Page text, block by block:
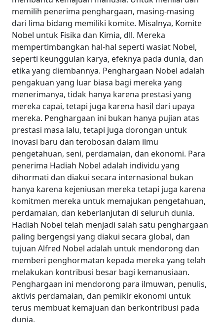
memilih penerima penghargaan, masing-masing
dari lima bidang memiliki komite. Misalnya, Komite
Nobel untuk Fisika dan Kimia, dll. Mereka
mempertimbangkan hal-hal seperti wasiat Nobel,
seperti keunggulan karya, efeknya pada dunia, dan
etika yang diembannya. Penghargaan Nobel adalah
pengakuan yang luar biasa bagi mereka yang
menerimanya, tidak hanya karena prestasi yang
mereka capai, tetapi juga karena hasil dari upaya
mereka. Penghargaan ini bukan hanya pujian atas
prestasi masa lalu, tetapi juga dorongan untuk
inovasi baru dan terobosan dalam ilmu
pengetahuan, seni, perdamaian, dan ekonomi. Para
penerima Hadiah Nobel adalah individu yang
dihormati dan diakui secara internasional bukan
hanya karena kejeniusan mereka tetapi juga karena
komitmen mereka untuk memajukan pengetahuan,
perdamaian, dan keberlanjutan di seluruh dunia.
Hadiah Nobel telah menjadi salah satu penghargaan
paling bergengsi yang diakui secara global, dan
tujuan Alfred Nobel adalah untuk mendorong dan
memberi penghormatan kepada mereka yang telah
melakukan kontribusi besar bagi kemanusiaan.
Penghargaan ini mendorong para ilmuwan, penulis,
aktivis perdamaian, dan pemikir ekonomi untuk
terus membuat kemajuan dan berkontribusi pada
dunia.